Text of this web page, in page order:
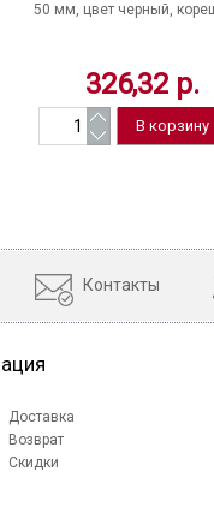
50 мм, цвет черный,
326,32 р.
Контакты
Доставка
Возврат
Скидки